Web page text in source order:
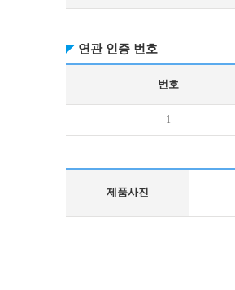
연관 인증 번호
번호
1
제품사진